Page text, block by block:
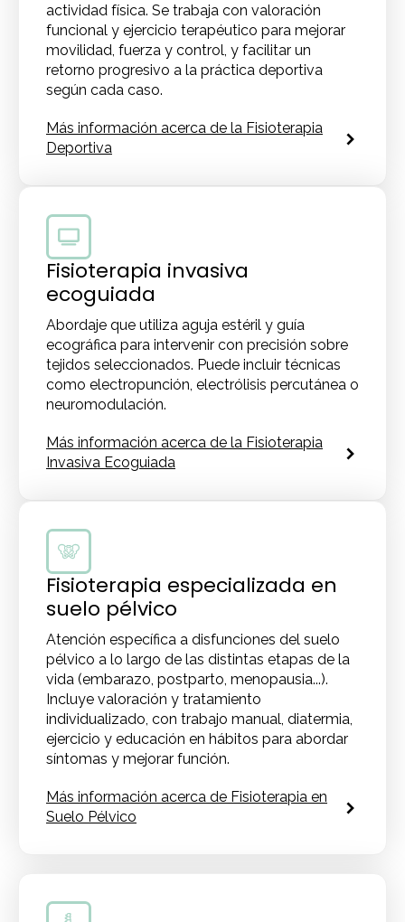
actividad física. Se trabaja con valoración
funcional y ejercicio terapéutico para mejorar
movilidad, fuerza y control, y facilitar un
retorno progresivo a la práctica deportiva
según cada caso.
Más información acerca de la Fisioterapia
Deportiva
Fisioterapia invasiva
ecoguiada
Abordaje que utiliza aguja estéril y guía
ecográfica para intervenir con precisión sobre
tejidos seleccionados. Puede incluir técnicas
como electropunción, electrólisis percutánea o
neuromodulación.
Más información acerca de la Fisioterapia
Invasiva Ecoguiada
Fisioterapia especializada en
suelo pélvico
Atención específica a disfunciones del suelo
pélvico a lo largo de las distintas etapas de la
vida (embarazo, postparto, menopausia...).
Incluye valoración y tratamiento
individualizado, con trabajo manual, diatermia,
ejercicio y educación en hábitos para abordar
síntomas y mejorar función.
Más información acerca de Fisioterapia en
Suelo Pélvico